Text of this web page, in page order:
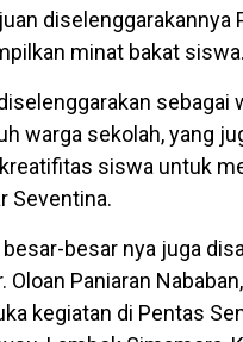
diselenggarakannya
minat bakat siswa.
sebagai
warga sekolah, yang
siswa untuk
Seventina.
besar nya juga
Oloan Paniaran
kegiatan di Pentas